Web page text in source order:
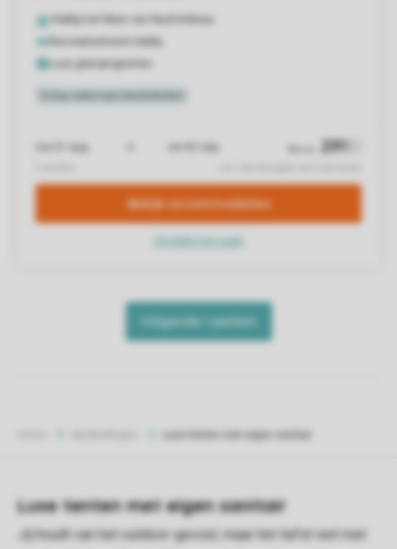
Luxe tenten met eigen sanitair
Luxe tenten met eigen sanitair
Jij houdt van het outdoor-gevoel, maar het liefst wel met